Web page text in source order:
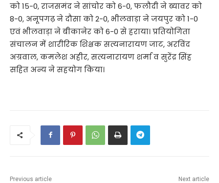
को 15-0, राजसमंद ने सांचोर को 6-0, फलौदी ने ब्यावर को
8-0, अनूपगढ़ ने दौसा को 2-0, भीलवाड़ा ने जयपुर को 1-0
एवं भीलवाड़ा ने बीकानेर को 6-0 से हराया। प्रतियोगिता
संचालन में शारीरिक शिक्षक सत्यनारायण जाट, अरविंद
अग्रवाल, कमलेश अहीर, सत्यनारायण शर्मा व सुरेंद्र सिंह
सहित अन्य ने सहयोग किया।
Previous article Next article